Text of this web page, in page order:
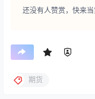
还没有人赞赏，快来当
期货